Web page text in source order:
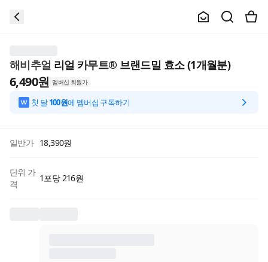
해비추얼 리얼 카무트® 브랜드밀 효소 (1개월분)
6,490원 멤버십 회원가
첫 달100원에 멤버십 구독하기
일반가 18,390원
단위 가
격
1포당 216원